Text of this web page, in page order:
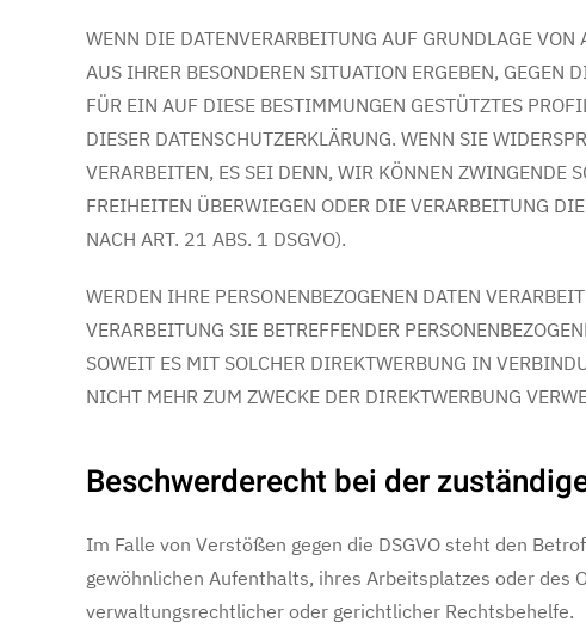
WENN DIE DATENVERARBEITUNG AUF GRUNDLAGE
AUS IHRER BESONDEREN SITUATION ERGEBEN, GEGEN
FÜR EIN AUF DIESE BESTIMMUNGEN GESTÜTZTES
DIESER DATENSCHUTZERKLÄRUNG. WENN SIE
VERARBEITEN, ES SEI DENN, WIR KÖNNEN ZWINGENDE
FREIHEITEN ÜBERWIEGEN ODER DIE VERARBEITUNG
NACH ART. 21 ABS. 1 DSGVO).
WERDEN IHRE PERSONENBEZOGENEN DATEN
VERARBEITUNG SIE BETREFFENDER
SOWEIT ES MIT SOLCHER DIREKTWERBUNG IN
NICHT MEHR ZUM ZWECKE DER DIREKTWERBUNG
Beschwerde­recht bei der
Im Falle von Verstößen gegen die DSGVO steht den
gewöhnlichen Aufenthalts, ihres Arbeitsplatzes oder
verwaltungsrechtlicher oder gerichtlicher Rechtsbehelfe.